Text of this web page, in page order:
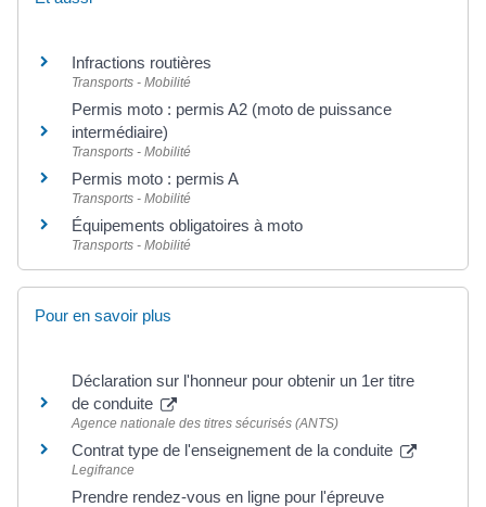
Infractions routières
Transports - Mobilité
Permis moto : permis A2 (moto de puissance
intermédiaire)
Transports - Mobilité
Permis moto : permis A
Transports - Mobilité
Équipements obligatoires à moto
Transports - Mobilité
Pour en savoir plus
Déclaration sur l'honneur pour obtenir un 1er titre
de conduite
Agence nationale des titres sécurisés (ANTS)
Contrat type de l'enseignement de la conduite
Legifrance
Prendre rendez-vous en ligne pour l'épreuve